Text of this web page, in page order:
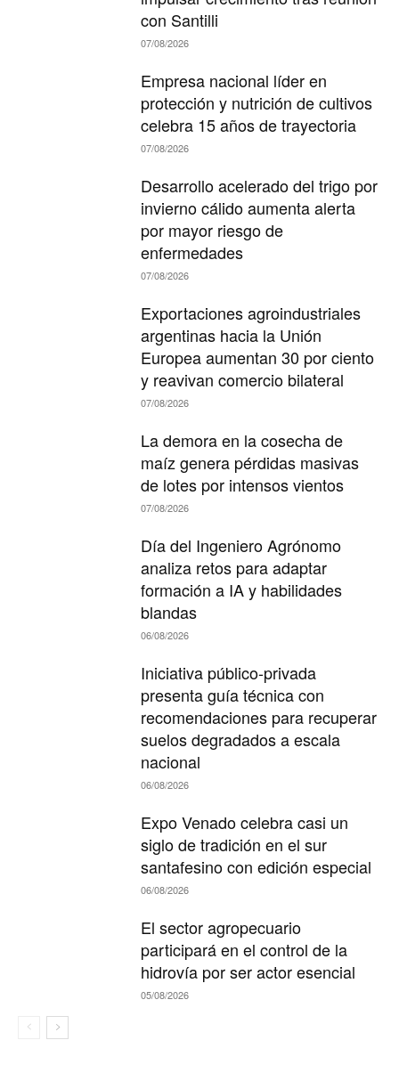
con Santilli
07/08/2026
Empresa nacional líder en
protección y nutrición de cultivos
celebra 15 años de trayectoria
07/08/2026
Desarrollo acelerado del trigo por
invierno cálido aumenta alerta
por mayor riesgo de
enfermedades
07/08/2026
Exportaciones agroindustriales
argentinas hacia la Unión
Europea aumentan 30 por ciento
y reavivan comercio bilateral
07/08/2026
La demora en la cosecha de
maíz genera pérdidas masivas
de lotes por intensos vientos
07/08/2026
Día del Ingeniero Agrónomo
analiza retos para adaptar
formación a IA y habilidades
blandas
06/08/2026
Iniciativa público-privada
presenta guía técnica con
recomendaciones para recuperar
suelos degradados a escala
nacional
06/08/2026
Expo Venado celebra casi un
siglo de tradición en el sur
santafesino con edición especial
06/08/2026
El sector agropecuario
participará en el control de la
hidrovía por ser actor esencial
05/08/2026